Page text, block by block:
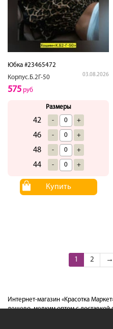
Юбка #23465472
Корпус.Б.2Г-50
03.08.2026
575 руб
Размеры
42 - +
46 - +
48 - +
44 - +
Купить
1 2 →
Интернет-магазин «Красотка
дешево, мелким оптом с доставкой